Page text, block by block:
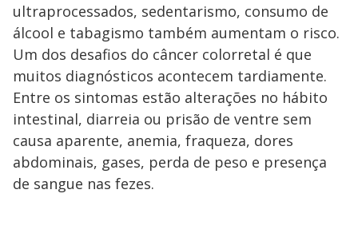
ultraprocessados, sedentarismo, consumo de
álcool e tabagismo também aumentam o risco.
Um dos desafios do câncer colorretal é que
muitos diagnósticos acontecem tardiamente.
Entre os sintomas estão alterações no hábito
intestinal, diarreia ou prisão de ventre sem
causa aparente, anemia, fraqueza, dores
abdominais, gases, perda de peso e presença
de sangue nas fezes.